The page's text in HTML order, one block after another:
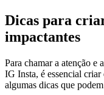
Dicas para
impactantes
Para chamar a atenção e
IG⁣ Insta,⁢ é ‍essencial
algumas dicas que